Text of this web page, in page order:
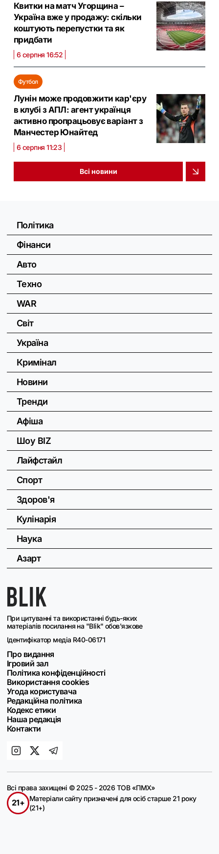
Квитки на матч Угорщина –
Україна вже у продажу: скільки
коштують перепустки та як
придбати
6 серпня 16:52
Футбол
Лунін може продовжити кар'єру
в клубі з АПЛ: агент українця
активно пропрацьовує варіант з
Манчестер Юнайтед
6 серпня 11:23
Всі новини
При цитуванні та використанні будь-яких
матеріалів посилання на "Blik" обов'язкове
Ідентифікатор медіа R40-06171
Про видання
Ігровий зал
Політика конфіденційності
Використання cookies
Угода користувача
Редакційна політика
Кодекс етики
Наша редакція
Контакти
Політика
Фінанси
Авто
Техно
WAR
Світ
Україна
Кримінал
Новини
Тренди
Афіша
Шоу BIZ
Лайфстайл
Спорт
Здоров'я
Кулінарія
Наука
Азарт
Всі права захищені © 2025 - 2026 ТОВ «ПМХ»
21+
Матеріали сайту призначені для осіб старше 21 року
(21+)